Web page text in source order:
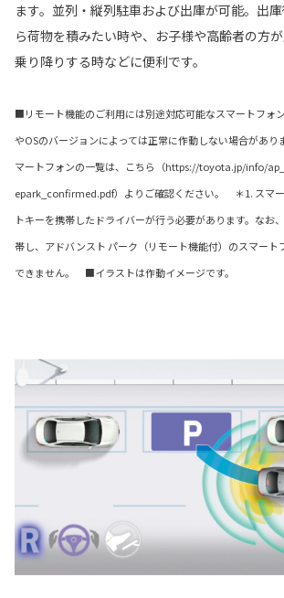
ます。並列・縦列駐車および出庫が可能。出
ら荷物を積みたい時や、お子様や高齢者の方
乗り降りする時などに便利です。
■リモート機能のご利用には別途対応可能なスマートフ
やOSのバージョンによっては正常に作動しない場合があ
マートフォンの一覧は、こちら（https://toyota.jp/info/
epark_confirmed.pdf）よりご確認ください。 ＊1. スマ
トキーを携帯したドライバーが行う必要があります。なお
帯し、アドバンスト パーク（リモート機能付）のスマート
できません。 ■イラストは作動イメージです。